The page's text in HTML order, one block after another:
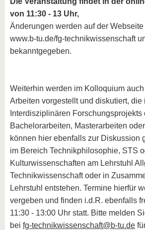
von 11:30 - 13 Uhr,
Änderungen werden auf der
www.b-tu.de/fg-technikwissenschaft
bekanntgegeben.
Weiterhin werden im Kolloquium
Arbeiten vorgestellt und diskutiert, die
Interdisziplinären Forschungsprojekts
Bachelorarbeiten, Masterarbeiten
können hier ebenfalls zur Diskussion
im Bereich Technikphilosophie, STS
Kulturwissenschaften am Lehrstuhl
Technikwissenschaft oder in
Lehrstuhl entstehen. Termine hierfür
vergeben und finden i.d.R. ebenfalls
11:30 - 13:00 Uhr statt. Bitte melden
bei fg-technikwissenschaft@b-tu.de